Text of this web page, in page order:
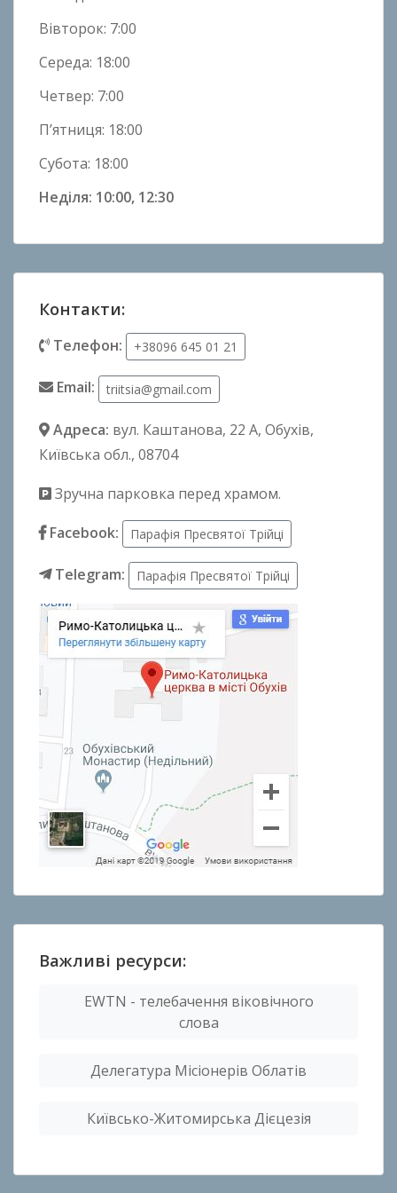
Вівторок: 7:00
Середа: 18:00
Четвер: 7:00
П’ятниця: 18:00
Субота: 18:00
Неділя: 10:00, 12:30
Контакти:
Телефон: +38096 645 01 21
Email: triitsia@gmail.com
Адреса: вул. Каштанова, 22 А, Обухів,
Київська обл., 08704
Зручна парковка перед храмом.
Facebook:
Парафія Пресвятої Трійці
Telegram: Парафія Пресвятої Трійці
Важливі ресурси:
EWTN - телебачення віковічного
слова
Делегатура Місіонерів Облатів
Київсько-Житомирська Дієцезія